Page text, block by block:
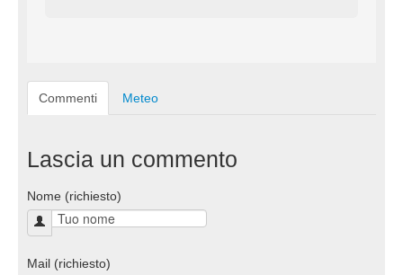
Commenti Meteo
Lascia un commento
Nome (richiesto)
Mail (richiesto)